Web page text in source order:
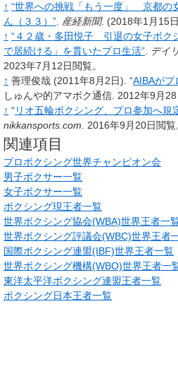
↑ “世界への挑戦「もう一度」 京都の
ん（３３）”. 産経新聞. (2018年1月15
↑ “４２歳・多田悦子 引退の女子ボ
で居続ける」を貫いたプロ生活”. デイ
2023年7月12日閲覧。
↑ 善理俊哉 (2011年8月2日). “AIBAがプ
しゅんや的アマボク通信. 2012年9月28
↑ “ リオ五輪ボクシング、プロ参加へ規
nikkansports.com. 2016年9月20日閲覧
関連項目
プロボクシング世界チャンピオン会
男子ボクサー一覧
女子ボクサー一覧
ボクシング現王者一覧
世界ボクシング協会(WBA)世界王者一
世界ボクシング評議会(WBC)世界王者
国際ボクシング連盟(IBF)世界王者一覧
世界ボクシング機構(WBO)世界王者一
東洋太平洋ボクシング連盟王者一覧
ボクシング日本王者一覧